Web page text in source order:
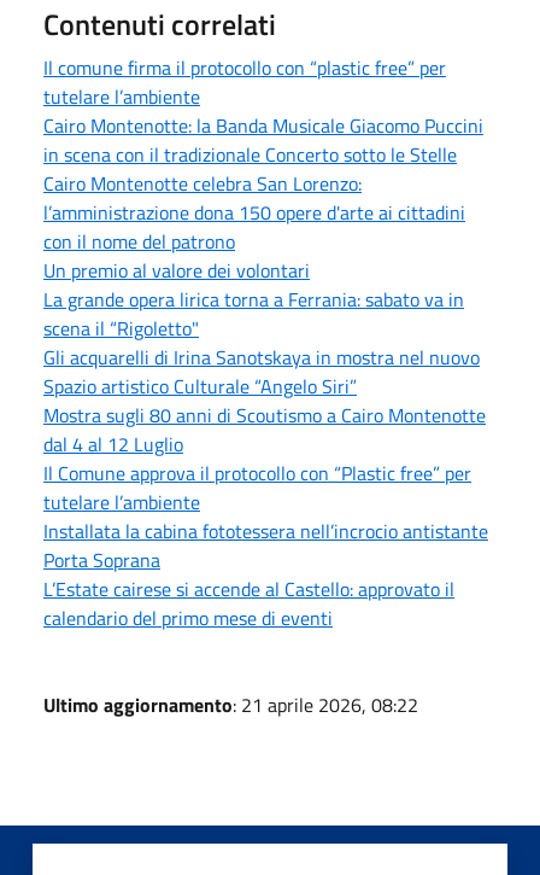
Contenuti correlati
Il comune firma il protocollo con “plastic free” per
tutelare l’ambiente
Cairo Montenotte: la Banda Musicale Giacomo Puccini
in scena con il tradizionale Concerto sotto le Stelle
Cairo Montenotte celebra San Lorenzo:
l’amministrazione dona 150 opere d'arte ai cittadini
con il nome del patrono
Un premio al valore dei volontari
La grande opera lirica torna a Ferrania: sabato va in
scena il “Rigoletto"
Gli acquarelli di Irina Sanotskaya in mostra nel nuovo
Spazio artistico Culturale “Angelo Siri”
Mostra sugli 80 anni di Scoutismo a Cairo Montenotte
dal 4 al 12 Luglio
Il Comune approva il protocollo con “Plastic free” per
tutelare l’ambiente
Installata la cabina fototessera nell’incrocio antistante
Porta Soprana
L’Estate cairese si accende al Castello: approvato il
calendario del primo mese di eventi
Ultimo aggiornamento: 21 aprile 2026, 08:22